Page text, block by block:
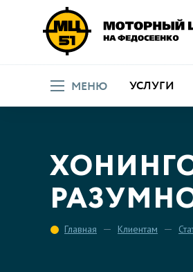
МЕНЮ УСЛУГИ
Главная Клиентам